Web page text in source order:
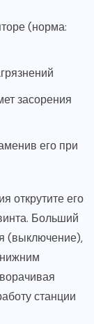
(норма:
засорения
его при
открутите его
Больший
(выключение),
станции